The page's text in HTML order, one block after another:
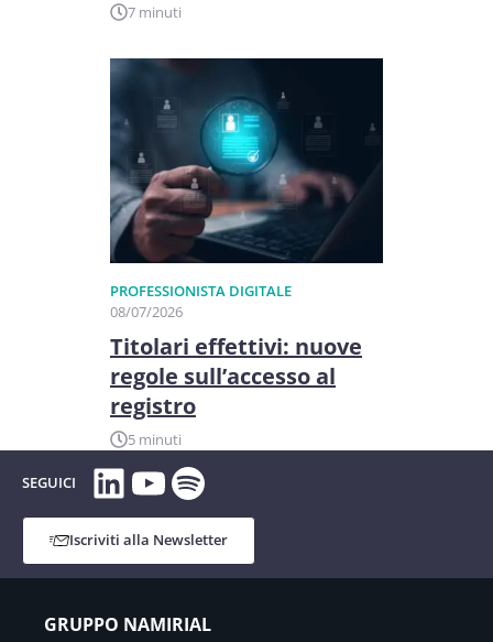
7 minuti
PROFESSIONISTA DIGITALE
08/07/2026
Titolari effettivi: nuove
regole sull’accesso al
registro
5 minuti
SEGUICI LinkedIn
YouTube
Spotify
Iscriviti alla Newsletter
GRUPPO NAMIRIAL